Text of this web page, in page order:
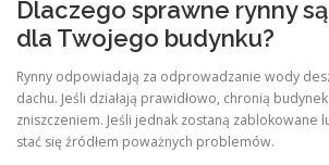
Dlaczego sprawne rynny
dla Twojego budynku?
Rynny odpowiadają za odprowadzanie wody
dachu. Jeśli działają prawidłowo, chronią
zniszczeniem. Jeśli jednak zostaną zablokowane
stać się źródłem poważnych problemów.